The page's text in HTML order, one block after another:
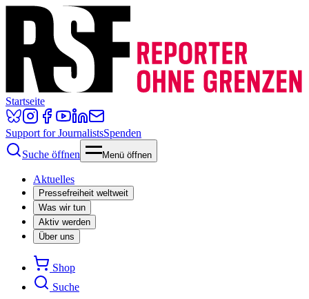
Startseite
Support for JournalistsSpenden
Suche öffnen
Menü öffnen
Aktuelles
Pressefreiheit weltweit
Was wir tun
Aktiv werden
Über uns
Shop
Suche